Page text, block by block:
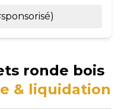
ronde bois
& liquidation